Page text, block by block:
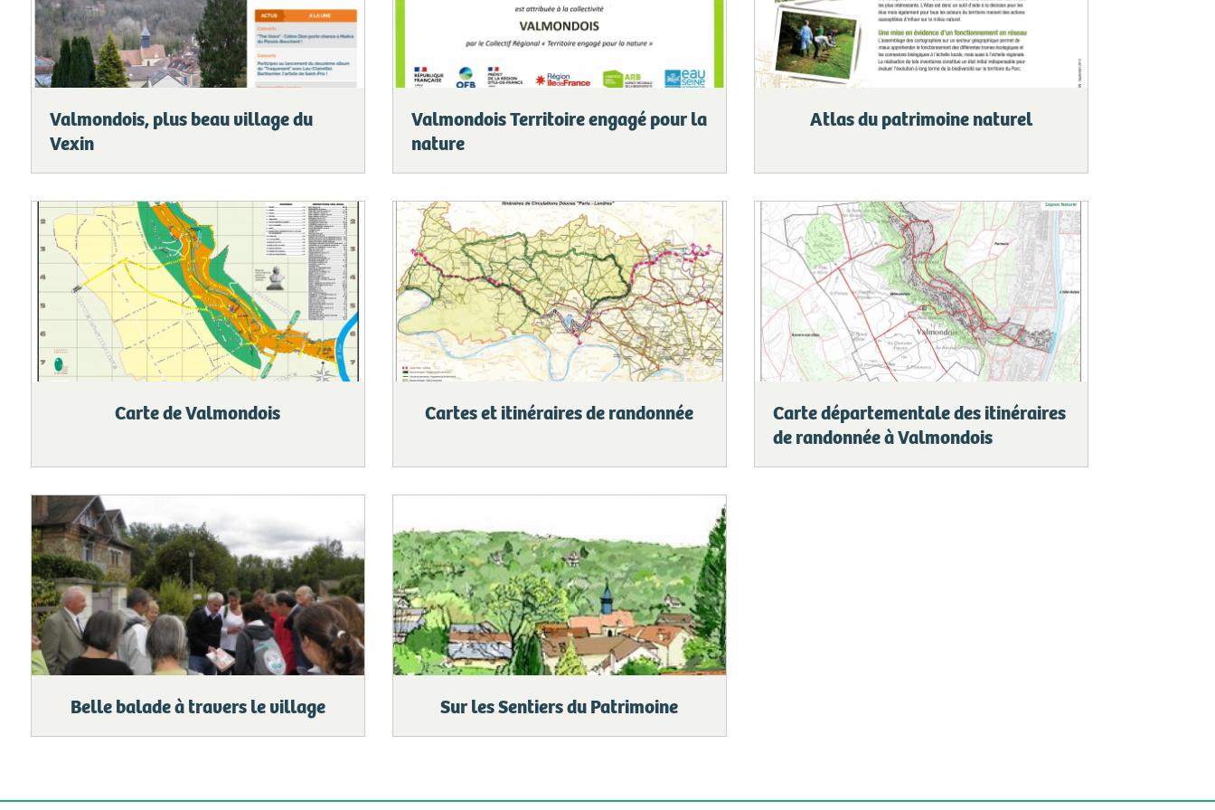
Valmondois, plus beau village du
Vexin
Valmondois Territoire engagé pour la
nature
Atlas du patrimoine naturel
Carte de Valmondois Cartes et itinéraires de randonnée
Carte départementale des itinéraires
de randonnée à Valmondois
Belle balade à travers le village Sur les Sentiers du Patrimoine